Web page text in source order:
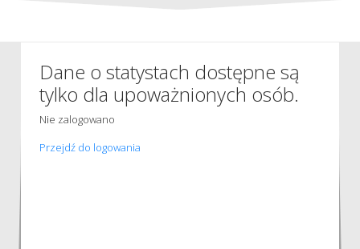
Dane o statystach dostępne są
tylko dla upoważnionych osób.
Nie zalogowano
Przejdź do logowania